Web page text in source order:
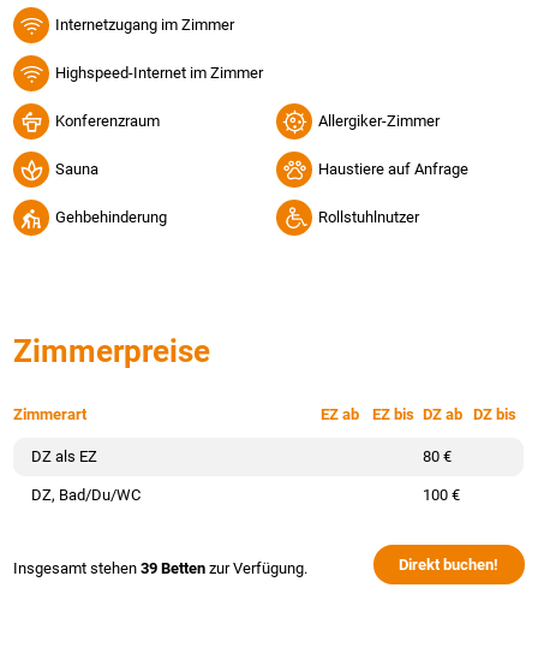
Internetzugang im Zimmer
Highspeed-Internet im Zimmer
Konferenzraum Allergiker-Zimmer
Sauna Haustiere auf Anfrage
Gehbehinderung Rollstuhlnutzer
Zimmerpreise
Zimmerart EZ ab EZ bis DZ ab DZ bis
DZ als EZ 80 €
DZ, Bad/Du/WC 100 €
Insgesamt stehen39 Betten zur Verfügung. Direkt buchen!